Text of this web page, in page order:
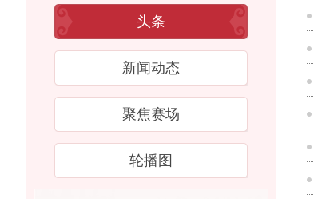
头条
新闻动态
聚焦赛场
轮播图